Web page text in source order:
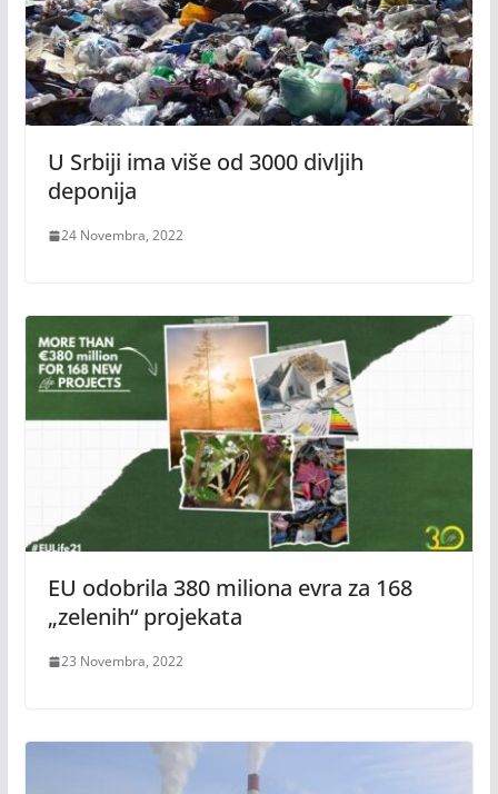
U Srbiji ima više od 3000 divljih
deponija
24 Novembra, 2022
EU odobrila 380 miliona evra za 168
„zelenih“ projekata
23 Novembra, 2022